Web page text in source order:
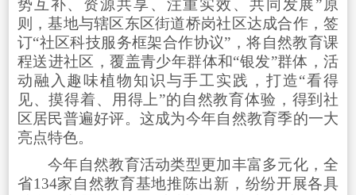
势互补、资源共享、注重实效、共同发展”原
则，基地与辖区东区街道桥岗社区达成合作，签
订“社区科技服务框架合作协议”，将自然教育课
程送进社区，覆盖青少年群体和“银发”群体，活
动融入趣味植物知识与手工实践，打造“看得
见、摸得着、用得上”的自然教育体验，得到社
区居民普遍好评。这成为今年自然教育季的一大
亮点特色。
今年自然教育活动类型更加丰富多元化，全
省134家自然教育基地推陈出新，纷纷开展各具